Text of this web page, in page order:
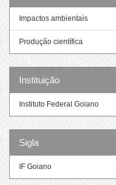
Impactos ambientais
Produção científica
Instituição
Instituto Federal Goiano
Sigla
IF Goiano